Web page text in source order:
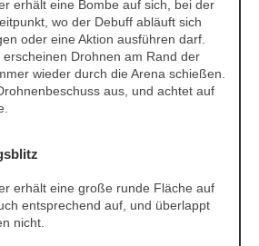
erhält eine Bombe auf sich, bei der
wo der Debuff abläuft sich
oder eine Aktion ausführen darf.
erscheinen Drohnen am Rand der
wieder durch die Arena schießen.
aus, und achtet auf
erhält eine große runde Fläche auf
entsprechend auf, und überlappt
nicht.